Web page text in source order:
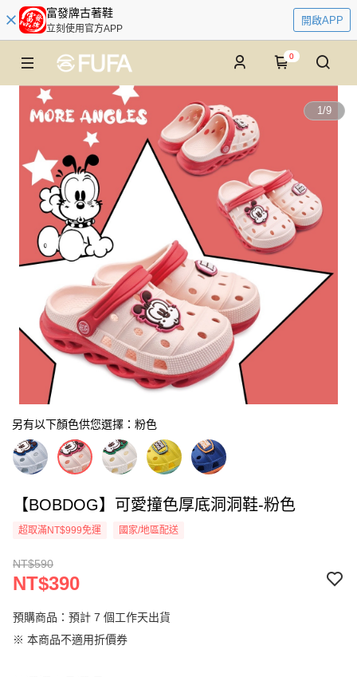
富發牌古著鞋
立刻使用官方APP
開啟APP
0
1/9
另有以下顏色供您選擇：粉色
【BOBDOG】可愛撞色厚底洞洞鞋-粉色
超取滿NT$999免運 國家/地區配送
NT$590
NT$390
預購商品：預計 7 個工作天出貨
※ 本商品不適用折價券